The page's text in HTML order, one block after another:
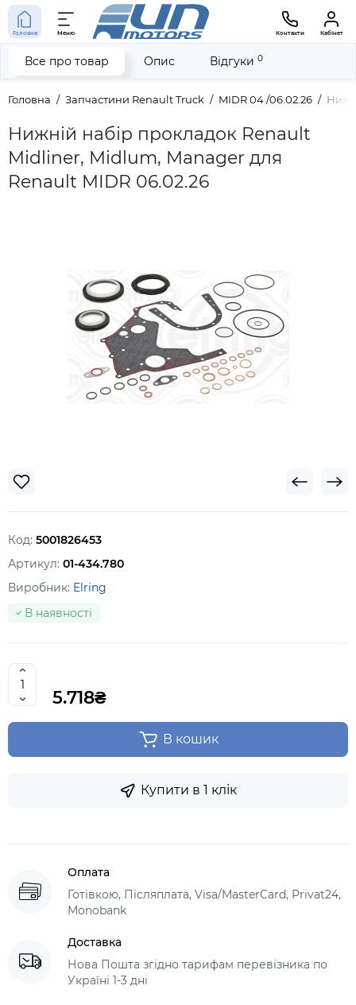
Головна Меню Контакти Кабінет
Головна Запчастини Renault Truck MIDR 04 /06.02.26
Нижній набір прокладок Renault
Midliner, Midlum, Manager для
Renault MIDR 06.02.26
Все про товар Опис Відгуки 0
Код: 5001826453
Артикул: 01-434.780
Виробник: Elring
В наявності
5.718₴
В кошик
Купити в 1 клік
Оплата
Готівкою, Післяплата, Visa/MasterCard, Privat24,
Monobank
Доставка
Нова Пошта згідно тарифам перевізника по
Україні 1-3 дні